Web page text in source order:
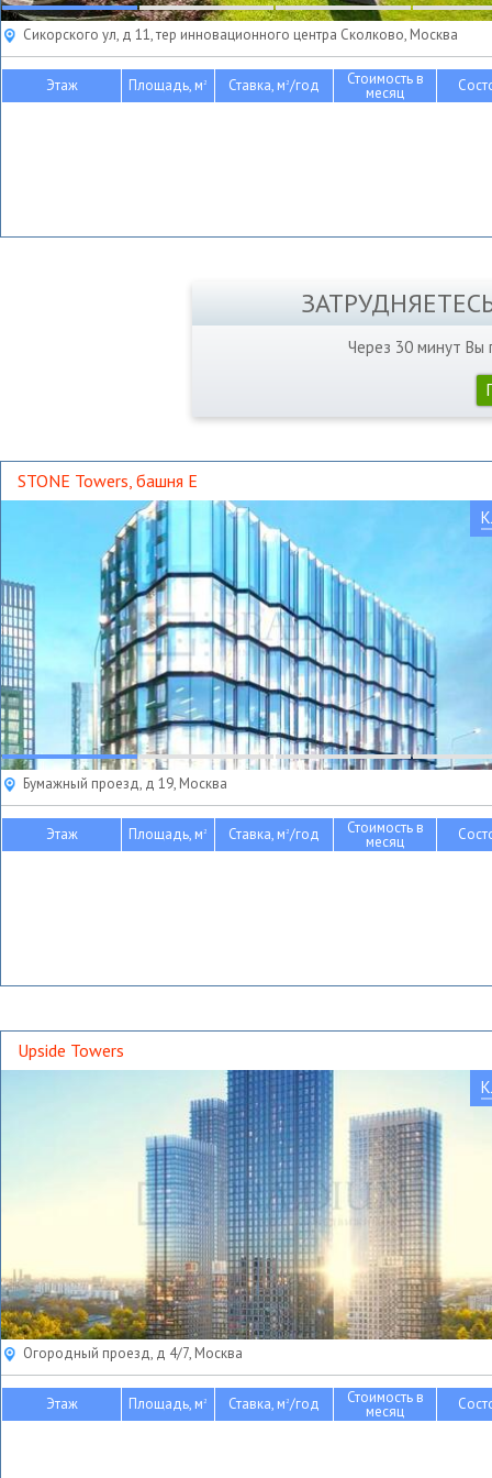
Сикорского ул, д 11, тер инновационного центра Сколково, Москва
Этаж Площадь, м2 Ставка, м2/год Стоимость в
месяц
Через 30 минут Вы
STONE Towers, башня Е
Бумажный проезд, д 19, Москва
Этаж Площадь, м2 Ставка, м2/год Стоимость в
месяц
Upside Towers
Огородный проезд, д 4/7, Москва
Этаж Площадь, м2 Ставка, м2/год Стоимость в
месяц